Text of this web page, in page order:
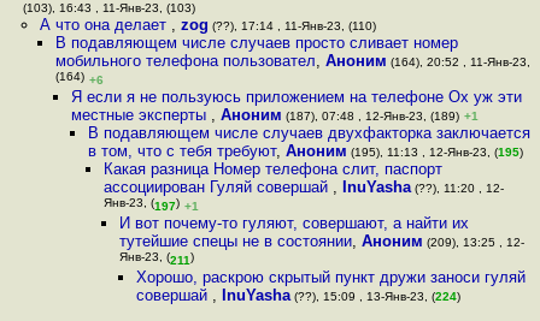
(103), 16:43 , 11-Янв-23, (103)
А что она делает , zog (??), 17:14 , 11-Янв-23, (110)
В подавляющем числе случаев просто сливает номер
мобильного телефона пользовател, Аноним (164), 20:52 , 11-Янв-23,
(164) +6
Я если я не пользуюсь приложением на телефоне Ох уж эти
местные эксперты ,Аноним (187), 07:48 , 12-Янв-23, (189) +1
В подавляющем числе случаев двухфакторка заключается
в том, что с тебя требуют, Аноним (195), 11:13 , 12-Янв-23, (195)
Какая разница Номер телефона слит, паспорт
ассоциирован Гуляй совершай , InuYasha(??), 11:20 , 12-
Янв-23, (197) +1
И вот почему-то гуляют, совершают, а найти их
тутейшие спецы не в состоянии,Аноним (209), 13:25 , 12-
Янв-23, (211)
Хорошо, раскрою скрытый пункт дружи заноси гуляй
совершай , InuYasha(??), 15:09 , 13-Янв-23, (224)